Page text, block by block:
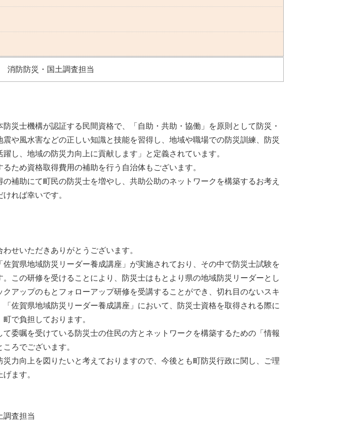
消防防災・国土調査担当
防災士機構が認証する民間資格で、「自助・共助・協働」を原則として防災・
や風水害などの正しい知識と技能を習得し、地域や職場での防災訓練、防災
し、地域の防災力向上に貢献します」と定義されています。
ため資格取得費用の補助を行う自治体もございます。
補助にて町民の防災士を増やし、共助公助のネットワークを構築するお考え
れば幸いです。
せいただきありがとうございます。
賀県地域防災リーダー養成講座」が実施されており、その中で防災士試験を
この研修を受けることにより、防災士はもとより県の地域防災リーダーとし
アップのもとフォローアップ研修を受講することができ、切れ目のないスキ
佐賀県地域防災リーダー養成講座」において、防災士資格を取得される際に
で負担しております。
委嘱を受けている防災士の住民の方とネットワークを構築するための「情報
ろでございます。
力向上を図りたいと考えておりますので、今後とも町防災行政に関し、ご理
ます。
査担当